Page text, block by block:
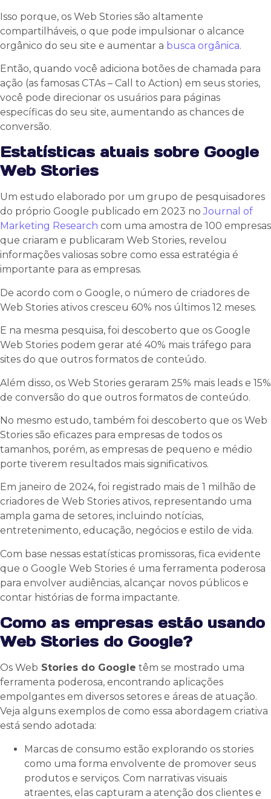
Isso porque, os Web Stories são altamente
compartilháveis, o que pode impulsionar o alcance
orgânico do seu site e aumentar a busca orgânica.
Então, quando você adiciona botões de chamada para
ação (as famosas CTAs – Call to Action) em seus stories,
você pode direcionar os usuários para páginas
específicas do seu site, aumentando as chances de
conversão.
Estatísticas atuais sobre Google
Web Stories
Um estudo elaborado por um grupo de pesquisadores
do próprio Google publicado em 2023 noJournal of
Marketing Research com uma amostra de 100 empresas
que criaram e publicaram Web Stories, revelou
informações valiosas sobre como essa estratégia é
importante para as empresas.
De acordo com o Google, o número de criadores de
Web Stories ativos cresceu 60% nos últimos 12 meses.
E na mesma pesquisa, foi descoberto que os Google
Web Stories podem gerar até 40% mais tráfego para
sites do que outros formatos de conteúdo.
Além disso, os Web Stories geraram 25% mais leads e 15%
de conversão do que outros formatos de conteúdo.
No mesmo estudo, também foi descoberto que os Web
Stories são eficazes para empresas de todos os
tamanhos, porém, as empresas de pequeno e médio
porte tiverem resultados mais significativos.
Em janeiro de 2024, foi registrado mais de 1 milhão de
criadores de Web Stories ativos, representando uma
ampla gama de setores, incluindo notícias,
entretenimento, educação, negócios e estilo de vida.
Com base nessas estatísticas promissoras, fica evidente
que o Google Web Stories é uma ferramenta poderosa
para envolver audiências, alcançar novos públicos e
contar histórias de forma impactante.
Como as empresas estão usando
Web Stories do Google?
Os Web Stories do Google têm se mostrado uma
ferramenta poderosa, encontrando aplicações
empolgantes em diversos setores e áreas de atuação.
Veja alguns exemplos de como essa abordagem criativa
está sendo adotada:
Marcas de consumo estão explorando os stories
como uma forma envolvente de promover seus
produtos e serviços. Com narrativas visuais
atraentes, elas capturam a atenção dos clientes e